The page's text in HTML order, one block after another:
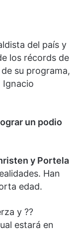
del país y
los récords de
su programa,
Ignacio
un podio
y Portela
Han
edad.
y ??
estará en